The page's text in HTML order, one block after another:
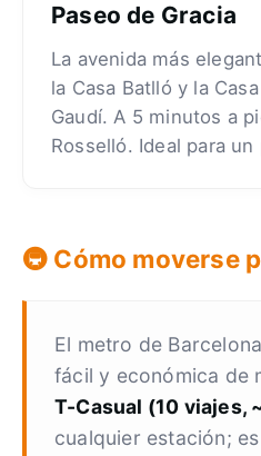
Paseo de Gracia
La avenida más
la Casa Batlló y la
Gaudí. A 5 minutos a
Rosselló. Ideal para
🚇 Cómo moverse
El metro de
fácil y económica de
T-Casual (10 viajes,
cualquier estación;